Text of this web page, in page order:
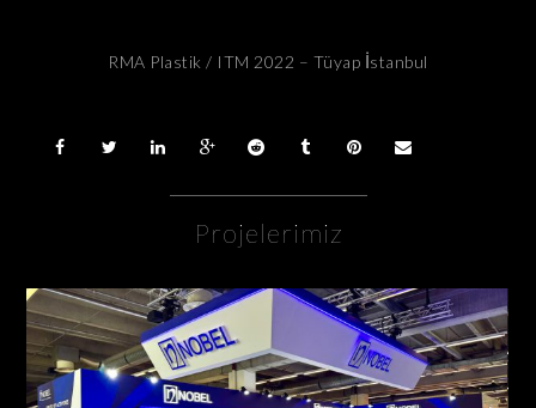
RMA Plastik / ITM 2022 – Tüyap İstanbul
Projelerimiz